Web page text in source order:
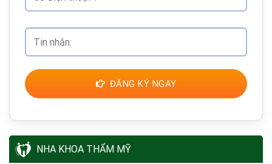
ĐĂNG KÝ NGAY
NHA KHOA THẨM MỸ